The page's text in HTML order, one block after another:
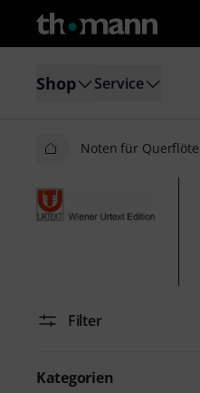
Shop Service
Noten für Querflöte
Filter
Kategorien